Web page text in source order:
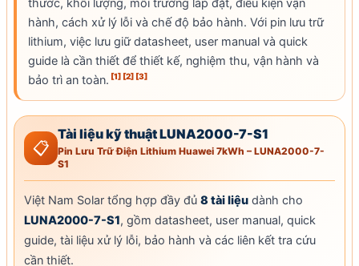
thước, khối lượng, môi trường lắp đặt, điều kiện vận
hành, cách xử lý lỗi và chế độ bảo hành. Với pin lưu trữ
lithium, việc lưu giữ datasheet, user manual và quick
guide là cần thiết để thiết kế, nghiệm thu, vận hành và
bảo trì an toàn. [1] [2] [3]
📋
Tài liệu kỹ thuật LUNA2000-7-S1
Pin Lưu Trữ Điện Lithium Huawei 7kWh – LUNA2000-7-
S1
Việt Nam Solar tổng hợp đầy đủ 8 tài liệu dành cho
LUNA2000-7-S1, gồm datasheet, user manual, quick
guide, tài liệu xử lý lỗi, bảo hành và các liên kết tra cứu
cần thiết.